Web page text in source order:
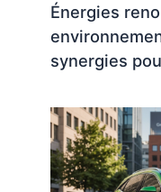
Énergies
synergies